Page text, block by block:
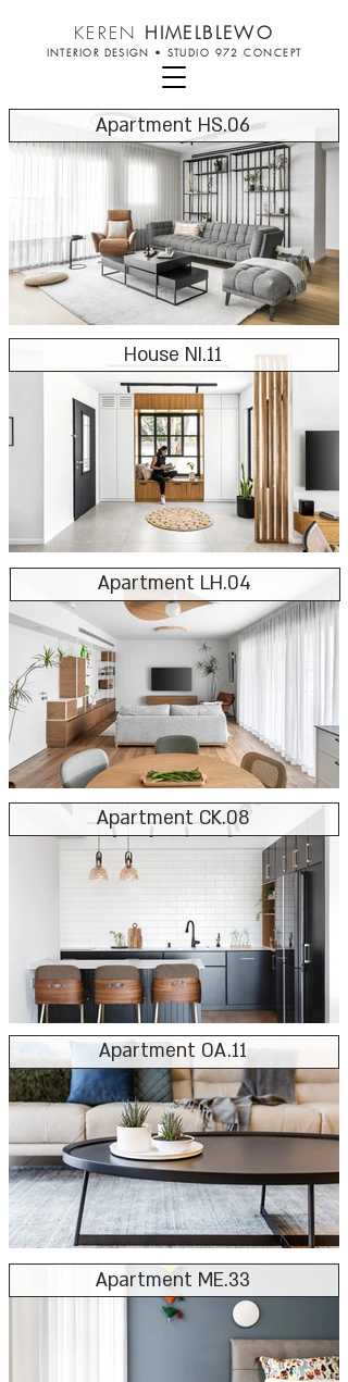
KEREN HIMELBLEWO
INTERIOR DESIGN • STUDIO 972 CONCEPT
Apartment HS.06
House NI.11
Apartment LH.04
Apartment CK.08
Apartment OA.11
Apartment ME.33